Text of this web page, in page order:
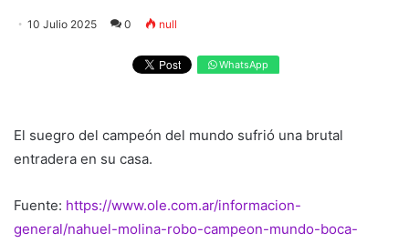
10 Julio 2025 0 null
WhatsApp
El suegro del campeón del mundo sufrió una brutal
entradera en su casa.
Fuente: https://www.ole.com.ar/informacion-
general/nahuel-molina-robo-campeon-mundo-boca-